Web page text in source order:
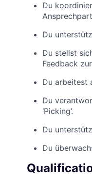
Du
Du
Du stellst
Feedback
Du arbeitest
Du
‘Picking’.
Du
Du